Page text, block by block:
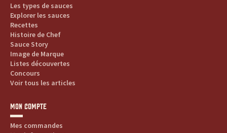
Les types de sauces
Explorer les sauces
Recettes
Histoire de Chef
Sauce Story
Image de Marque
Listes découvertes
Concours
Voir tous les articles
MON COMPTE
Mes commandes